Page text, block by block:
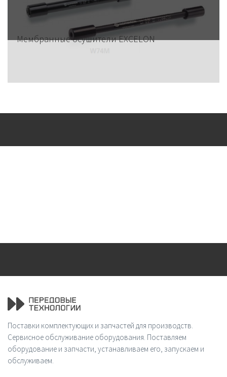
Мембранные осушители EXCELON
Поставки комплектующих и запчастей для производств.
Сервисное обслуживание оборудования. Поставляем
оборудование и запчасти, устанавливаем его, запускаем и
обслуживаем.